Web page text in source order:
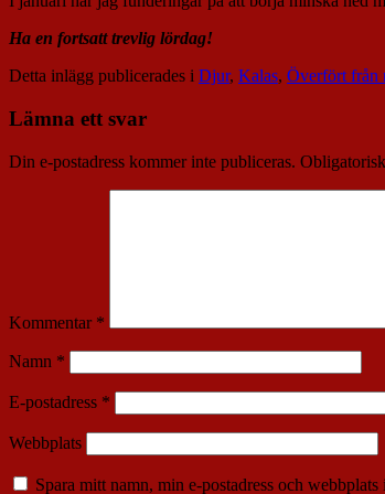
Ha en fortsatt trevlig lördag!
Detta inlägg publicerades i Djur, Kalas, Överfört från
Lämna ett svar
Din e-postadress kommer inte publiceras.
Kommentar *
Namn *
E-postadress *
Webbplats
Spara mitt namn, min e-postadress och